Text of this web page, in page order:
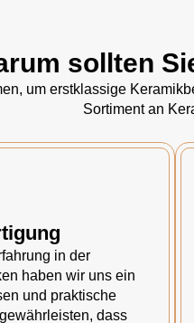
sollten
um erstklassige
Sortiment an
in der
haben wir uns ein
und praktische
dass